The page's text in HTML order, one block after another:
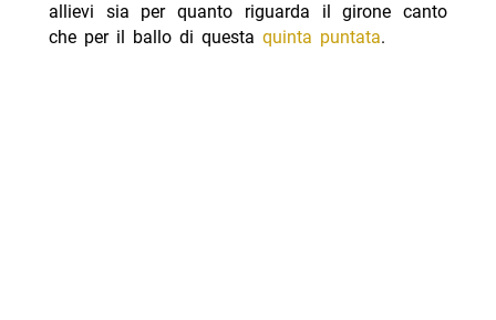
allievi sia per quanto riguarda il girone canto
che per il ballo di questa quinta puntata.